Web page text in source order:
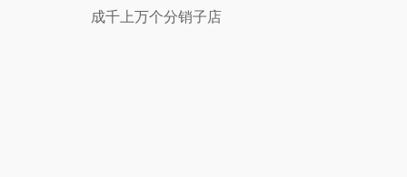
成千上万个分销子店